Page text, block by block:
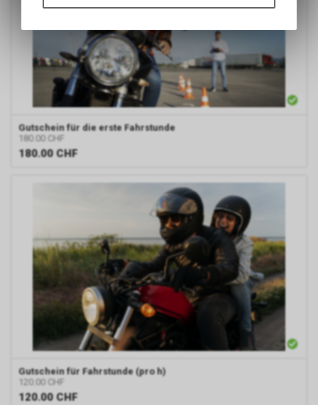
Gutschein für die erste Fahrstunde
180.00 CHF
180.00 CHF
Gutschein für Fahrstunde (pro h)
120.00 CHF
120.00 CHF
Funktionen unseres Online-
des Warenkorbs, zu
ermöglichen. Bitte beachten Sie,
dass die gespeicherten Daten
keinerlei Rückschlüsse auf Ihre
persönlichen Informationen
zulassen.